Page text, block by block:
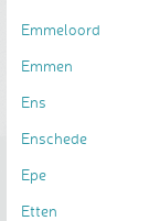
Emmeloord
Emmen
Ens
Enschede
Epe
Etten